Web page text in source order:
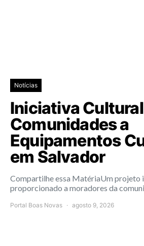
Notícias
Iniciativa
Comunidades a
Equipamentos
em Salvador
Compartilhe essa MatériaUm projeto
proporcionado a moradores da
Portal Boas Novas agosto 9, 2026